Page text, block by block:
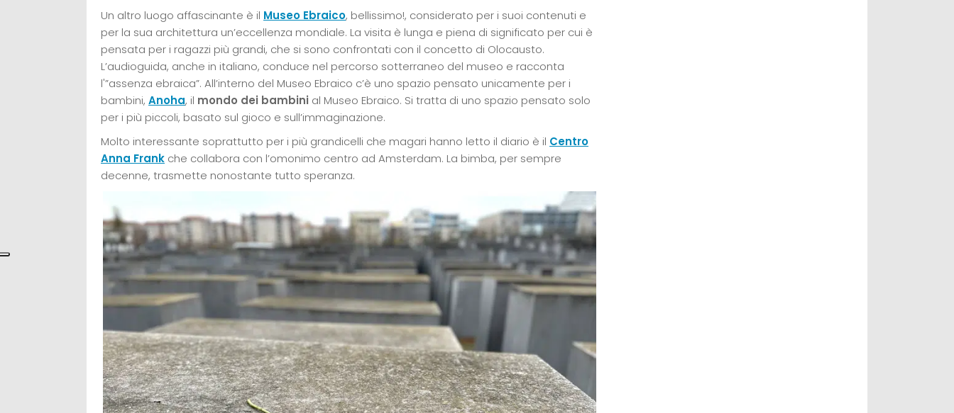
Un altro luogo affascinante è il Museo Ebraico, bellissimo!, considerato per i suoi contenuti e
per la sua architettura un’eccellenza mondiale. La visita è lunga e piena di significato per cui è
pensata per i ragazzi più grandi, che si sono confrontati con il concetto di Olocausto.
L’audioguida, anche in italiano, conduce nel percorso sotterraneo del museo e racconta
l'”assenza ebraica”. All’interno del Museo Ebraico c’è uno spazio pensato unicamente per i
bambini, Anoha, il mondo dei bambini al Museo Ebraico. Si tratta di uno spazio pensato solo
per i più piccoli, basato sul gioco e sull’immaginazione.
Molto interessante soprattutto per i più grandicelli che magari hanno letto il diario è il Centro
Anna Frank che collabora con l’omonimo centro ad Amsterdam. La bimba, per sempre
decenne, trasmette nonostante tutto speranza.